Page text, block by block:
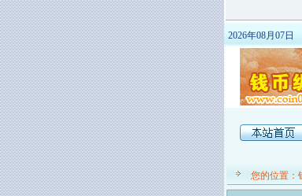
2026年08月07日
您的位置：